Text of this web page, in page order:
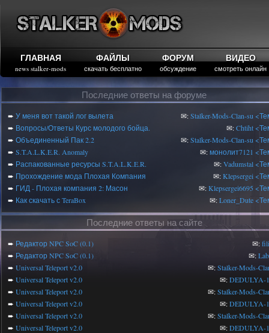
ГЛАВНАЯ
news stalker-mods
ФАЙЛЫ
скачать бесплатно
ФОРУМ
обсуждение
ВИДЕО
смотреть онлайн
Последние ответы на форуме
➨ У меня вот такой лог вылета ✉:Stalker-Mods-Clan-su
➨ Вопросы/Ответы Курс молодого бойца. ✉:Chtiht
➨ Объединенный Пак 2.2 ✉:Stalker-Mods-Clan-su
➨ S.T.A.L.K.E.R. Anomaly ✉:монолит7121
➨ Распакованные ресурсы S.T.A.L.K.E.R. ✉:Vadumstal
➨ Прохождение мода Плохая Компания ✉:Klepsergei
➨ ГИД - Плохая компания 2: Масон ✉:Klepsergei6695
➨ Как скачать с TeraBox ✉:Loner_Dute
Последние ответы на сайте
➨ Редактор NPC SoC (0.1) ✉:
➨ Редактор NPC SoC (0.1) ✉:
➨ Universal Teleport v2.0 ✉:Stalker-Mods-
➨ Universal Teleport v2.0 ✉:DEDULYA-
➨ Universal Teleport v2.0 ✉:Stalker-Mods-
➨ Universal Teleport v2.0 ✉:DEDULYA-
➨ Universal Teleport v2.0 ✉:Stalker-Mods-
➨ Universal Teleport v2.0 ✉:DEDULYA-